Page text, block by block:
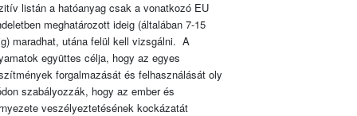
listán a hatóanyag csak a vonatkozó EU
meghatározott ideig (általában 7-15
maradhat, utána felül kell vizsgálni. A
együttes célja, hogy az egyes
forgalmazását és felhasználását oly
szabályozzák, hogy az ember és
veszélyeztetésének kockázatát